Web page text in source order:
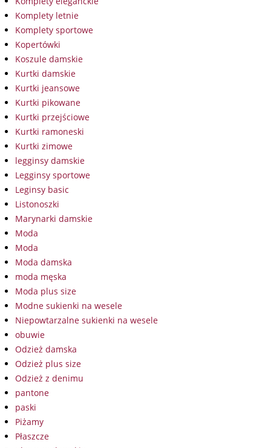
Komplety letnie
Komplety sportowe
Kopertówki
Koszule damskie
Kurtki damskie
Kurtki jeansowe
Kurtki pikowane
Kurtki przejściowe
Kurtki ramoneski
Kurtki zimowe
legginsy damskie
Legginsy sportowe
Leginsy basic
Listonoszki
Marynarki damskie
Moda
Moda
Moda damska
moda męska
Moda plus size
Modne sukienki na wesele
Niepowtarzalne sukienki na wesele
obuwie
Odzież damska
Odzież plus size
Odzież z denimu
pantone
paski
Piżamy
Płaszcze